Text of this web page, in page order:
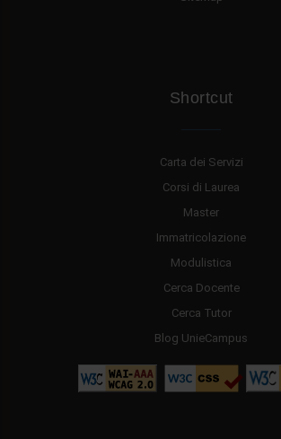
Shortcut
Carta dei Servizi
Corsi di Laurea
Master
Immatricolazione
Modulistica
Cerca Docente
Cerca Tutor
Blog UnieCampus